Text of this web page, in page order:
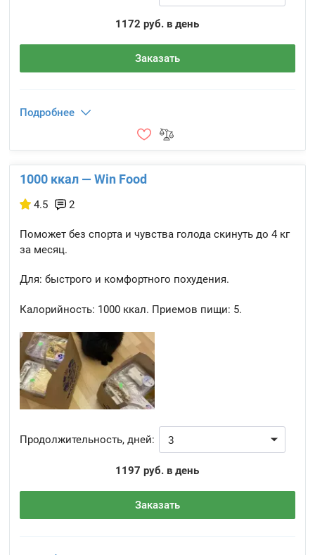
1172 руб. в день
Заказать
Подробнее
1000 ккал — Win Food
4.5 2
Поможет без спорта и чувства голода скинуть до 4 кг
за месяц.
Для: быстрого и комфортного похудения.
Калорийность: 1000 ккал. Приемов пищи: 5.
Продолжительность, дней:
1197 руб. в день
Заказать